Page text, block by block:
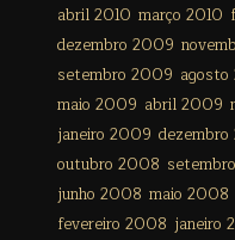
abril 2010 março 2010
dezembro 2009
setembro 2009
maio 2009 abril 2009
janeiro 2009
outubro 2008
junho 2008 maio 2008
fevereiro 2008 janeiro